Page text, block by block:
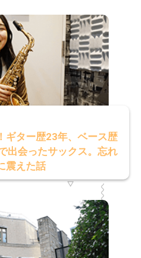
ギター歴23年、ベース歴
出会ったサックス。忘れ
震えた話